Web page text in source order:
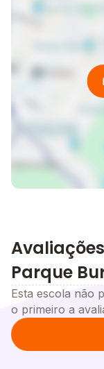
Parque
Esta escola não
o primeiro a